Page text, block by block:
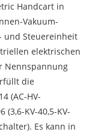
Handcart in
Vakuum-
und Steuereinheit
elektrischen
Nennspannung
die
(AC-HV-
(3,6-KV-40,5-KV-
Es kann in